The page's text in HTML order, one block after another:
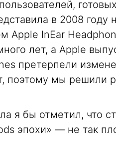
в 2008
Apple InEar
лет, а Apple
претерпели
поэтому мы решили
я бы отметил, что
эпохи» — не так